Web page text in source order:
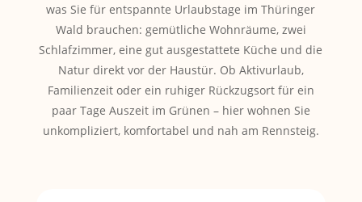
was Sie für entspannte Urlaubstage im Thüringer
Wald brauchen: gemütliche Wohnräume, zwei
Schlafzimmer, eine gut ausgestattete Küche und die
Natur direkt vor der Haustür. Ob Aktivurlaub,
Familienzeit oder ein ruhiger Rückzugsort für ein
paar Tage Auszeit im Grünen – hier wohnen Sie
unkompliziert, komfortabel und nah am Rennsteig.